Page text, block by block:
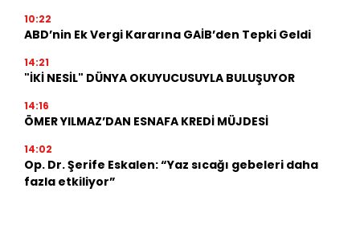
10:22
ABD’nin Ek Vergi Kararına GAİB’den Tepki Geldi
14:21
"İKİ NESİL" DÜNYA OKUYUCUSUYLA BULUŞUYOR
14:16
ÖMER YILMAZ’DAN ESNAFA KREDİ MÜJDESİ
14:02
Op. Dr. Şerife Eskalen: “Yaz sıcağı gebeleri daha
fazla etkiliyor”